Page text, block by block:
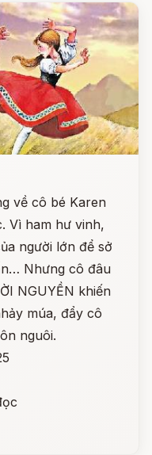
về cô bé Karen
Vì ham hư vinh,
người lớn để sở
Nhưng cô đâu
NGUYỀN khiến
múa, đẩy cô
nguôi.